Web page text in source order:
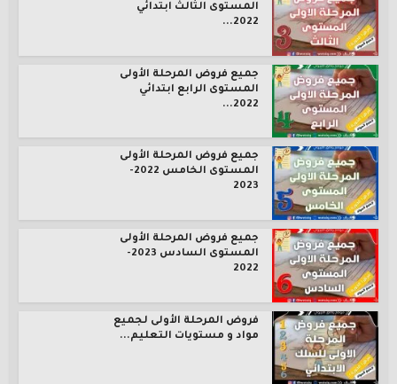
المستوى الثالث ابتدائي
2022...
جميع فروض المرحلة الأولى
المستوى الرابع ابتدائي
2022...
جميع فروض المرحلة الأولى
المستوى الخامس 2022-
2023
جميع فروض المرحلة الأولى
المستوى السادس 2023-
2022
فروض المرحلة الأولى لجميع
مواد و مستويات التعليم...